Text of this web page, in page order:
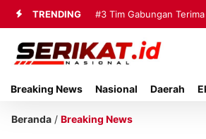
TRENDING #3 Tim Gabungan
Korban Evakuasi KM
Breaking News Nasional Daerah
Beranda / Breaking News